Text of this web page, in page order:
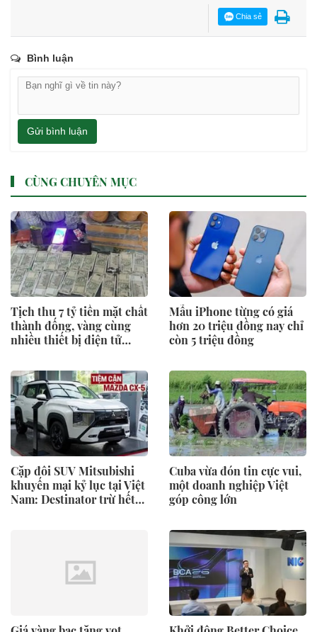
Chia sẻ
Bình luận
Gửi bình luận
CÙNG CHUYÊN MỤC
Tịch thu 7 tỷ tiền mặt chất
thành đống, vàng cùng
nhiều thiết bị điện tử
Mẫu iPhone từng có giá
hơn 20 triệu đồng nay chỉ
còn 5 triệu đồng
Cặp đôi SUV Mitsubishi
khuyến mại kỷ lục tại Việt
Nam: Destinator trừ hết
Cuba vừa đón tin cực vui,
một doanh nghiệp Việt
góp công lớn